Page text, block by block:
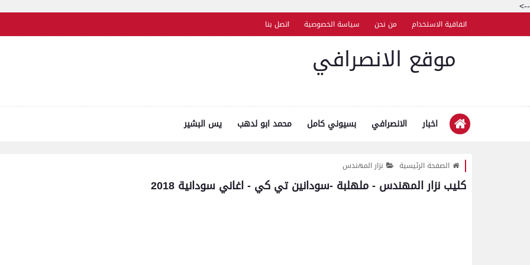
-->
اتفاقية الاستخدام من نحن سياسة الخصوصية اتصل بنا
موقع الانصرافي
اخبار الانصرافي بسيوني كامل محمد ابو لدهب يس البشير
الصفحة الرئيسية نزار المهندس
كليب نزار المهندس - ملهلبة -سودانين تي كي - اغاني سودانية 2018